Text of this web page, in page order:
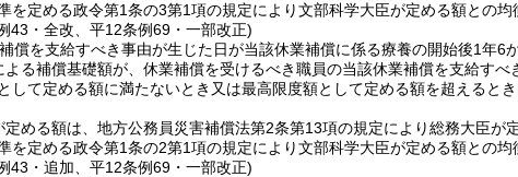
を定める政令第1条の3第1項の規定により文部科学大臣が定める額との均
43・全改、平12条例69・一部改正)
償を支給すべき事由が生じた日が当該休業補償に係る療養の開始後1年
よる補償基礎額が、休業補償を受けるべき職員の当該休業補償を支給す
して定める額に満たないとき又は最高限度額として定める額を超えると
定める額は、地方公務員災害補償法第2条第13項の規定により総務大臣
を定める政令第1条の2第1項の規定により文部科学大臣が定める額との均
43・追加、平12条例69・一部改正)